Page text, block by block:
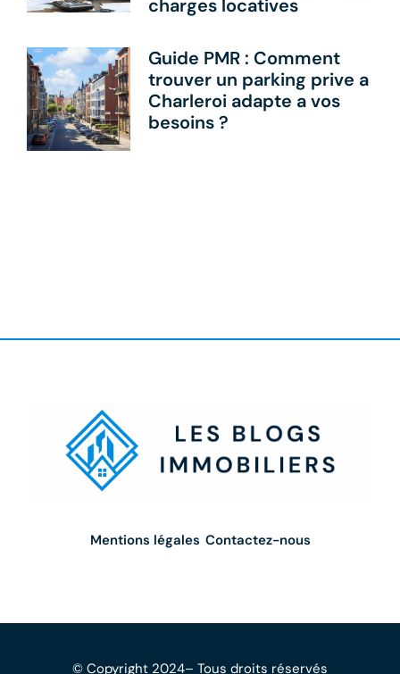
charges locatives
Guide PMR : Comment
trouver un parking prive a
Charleroi adapte a vos
besoins ?
Mentions légales Contactez-nous
© Copyright 2024– Tous droits réservés